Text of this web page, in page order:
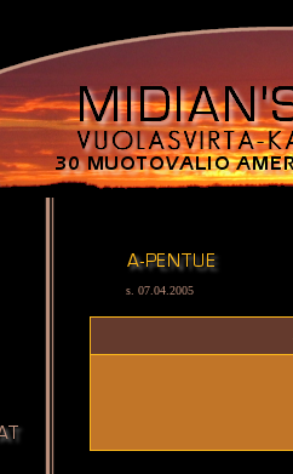
s. 07.04.2005